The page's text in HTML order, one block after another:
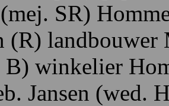
(mej. SR) H
(R) landbouwer
B) winkelier H
Jansen (wed.